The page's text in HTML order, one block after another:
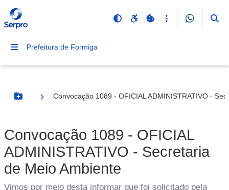
Prefeitura de Formiga
Botão Menu
Convocação 1089 - OFICIAL ADMINISTRATIVO -
Convocação 1089 - OFICIAL
ADMINISTRATIVO - Secretaria
de Meio Ambiente
Vimos por meio desta informar que foi solicitado pela